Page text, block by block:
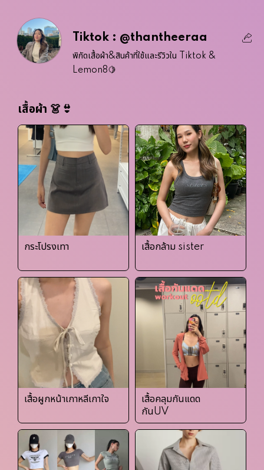
Tiktok : @thantheeraa
พิกัดเสื้อผ้า&สินค้าที่ใช้และรีวิวใน Tiktok &
Lemon8🍋
เสื้อผ้า 👗👙
กระโปรงเทา เสื้อกล้าม sister
เสื้อผูกหน้าเกาหลีเกาใจ
เสื้อคลุมกันแดด
กันUV